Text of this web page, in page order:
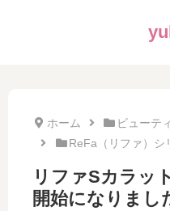
ホーム ビューテ
ReFa（リファ）シ
リファSカラッ
開始になりまし